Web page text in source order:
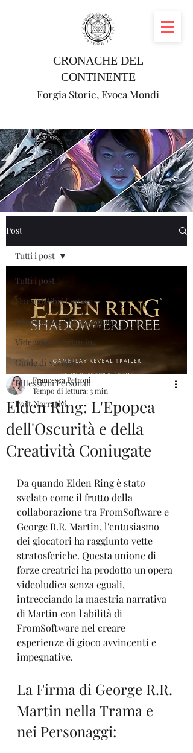
CRONACHE DEL
CONTINENTE
Forgia Storie, Evoca Mondi
Post
Tutti i post
Consigli libri fantasy
Libri fantasy che passione
Videogiochi - Gaming
Guide di Scrittura
Riflessioni Personali
Post Narrativi
Tutti i post
Elden Ring: L'Epopea
dell'Oscurità e della
Creatività Coniugate
Francesca Petroni
Tempo di lettura: 3 min
Da quando Elden Ring è stato
svelato come il frutto della
collaborazione tra FromSoftware e
George R.R. Martin, l'entusiasmo
dei giocatori ha raggiunto vette
stratosferiche. Questa unione di
forze creatrici ha prodotto un'opera
videoludica senza eguali,
intrecciando la maestria narrativa
di Martin con l'abilità di
FromSoftware nel creare
esperienze di gioco avvincenti e
impegnative.
La Firma di George R.R.
Martin nella Trama e
nei Personaggi: